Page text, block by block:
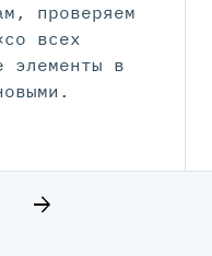
проверяем
всех
элементы в